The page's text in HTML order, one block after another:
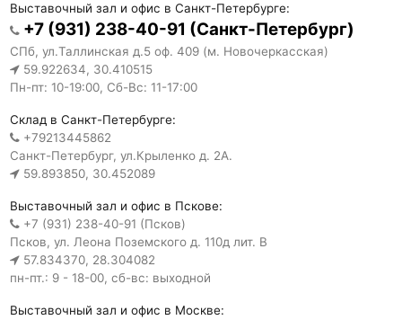
Выставочный зал и офис в Санкт-Петербурге:
+7 (931) 238-40-91 (Санкт-Петербург)
СПб, ул.Таллинская д.5 оф. 409 (м. Новочеркасская)
59.922634, 30.410515
Пн-пт: 10-19:00, Сб-Вс: 11-17:00
Склад в Санкт-Петербурге:
+79213445862
Санкт-Петербург, ул.Крыленко д. 2А.
59.893850, 30.452089
Выставочный зал и офис в Пскове:
+7 (931) 238-40-91 (Псков)
Псков, ул. Леона Поземского д. 110д лит. В
57.834370, 28.304082
пн-пт.: 9 - 18-00, сб-вс: выходной
Выставочный зал и офис в Москве: